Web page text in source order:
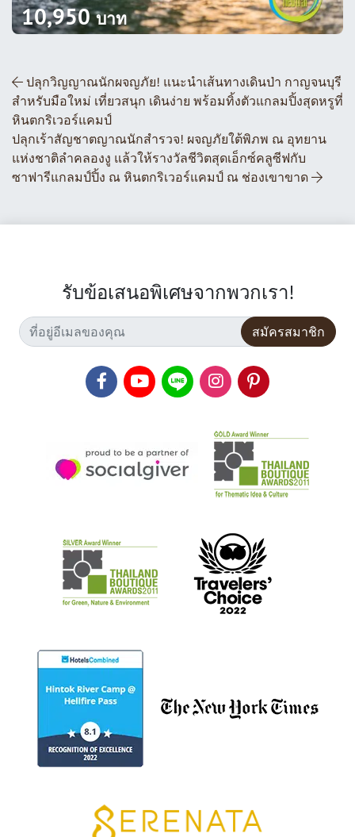
10,950บาท
ส่วนนำทางโพสต์
ปลุกวิญญาณนักผจญภัย! แนะนำเส้นทางเดินป่า กาญจนบุรี
สำหรับมือใหม่ เที่ยวสนุก เดินง่าย พร้อมทิ้งตัวแกลมปิ้งสุดหรูที่
หินตกริเวอร์แคมป์
ปลุกเร้าสัญชาตญาณนักสำรวจ! ผจญภัยใต้พิภพ ณ อุทยาน
แห่งชาติลำคลองงู แล้วให้รางวัลชีวิตสุดเอ็กซ์คลูซีฟกับ
ซาฟารีแกลมป์ปิ้ง ณ หินตกริเวอร์แคมป์ ณ ช่องเขาขาด
รับข้อเสนอพิเศษจากพวกเรา!
สมัครสมาชิก